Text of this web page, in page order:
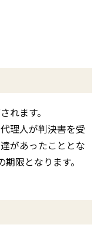
れます。
理人が判決書を受
があったこととな
限となります。